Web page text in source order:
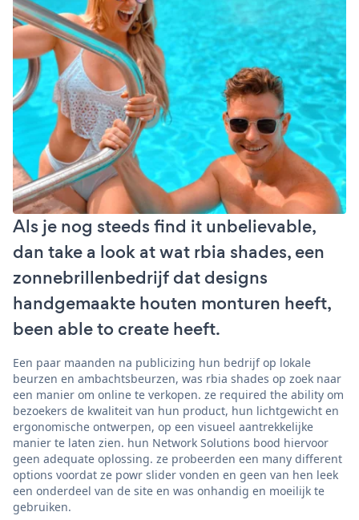
Als je nog steeds find it unbelievable,
dan take a look at wat rbia shades, een
zonnebrillenbedrijf dat designs
handgemaakte houten monturen heeft,
been able to create heeft.
Een paar maanden na publicizing hun bedrijf op lokale
beurzen en ambachtsbeurzen, was rbia shades op zoek naar
een manier om online te verkopen. ze required the ability om
bezoekers de kwaliteit van hun product, hun lichtgewicht en
ergonomische ontwerpen, op een visueel aantrekkelijke
manier te laten zien. hun Network Solutions bood hiervoor
geen adequate oplossing. ze probeerden een many different
options voordat ze powr slider vonden en geen van hen leek
een onderdeel van de site en was onhandig en moeilijk te
gebruiken.